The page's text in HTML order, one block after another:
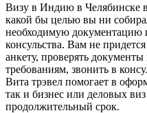
Визу в Индию в Челябинске
какой бы целью вы ни
необходимую документацию
консульства. Вам не
анкету, проверять
требованиям, звонить в
Вита трэвел помогает в
так и бизнес или деловых
продолжительный срок.